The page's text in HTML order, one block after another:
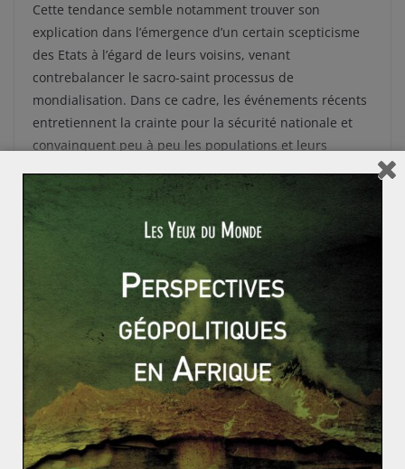
Cette tendance semble notamment trouver son
explication dans l’émergence d’un certain scepticisme
des Etats à l’égard de leurs voisins, venant
contrebalancer le sacro-saint processus de
mondialisation. Dans ce cadre, les événements récents
entretiennent la crainte pour la sécurité nationale et
convainquent peu à peu les populations et leurs
répressif exemplaire. Selon Amnesty International
2014, un nombre inquiétant de pays a recouru à la peine
de mort pour répondre aux menaces réelles ou présumées
contre la sûreté de l’État que représentent le terrorisme, la
criminalité et l’instabilité interne ».
Outre ce nouvel aspect et malgré la baisse continue du
nombre d’Etats continuant à appliquer la peine capitale
(« seulement » 38), l’année 2014 a été marquée par une
hausse des exécutions par rapport à 2013, pour
atteindre 2466 condamnations. Ce résultat est le fruit
d’une intense concentration des exécutions dans
certains pays spécifiques, tels que la Chine, qui a